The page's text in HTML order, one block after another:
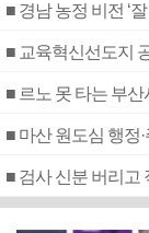
■ 경남 농정 비전 ‘
■ 교육혁신선도지
■ 르노 못 타는 부
■ 마산 원도심 행정